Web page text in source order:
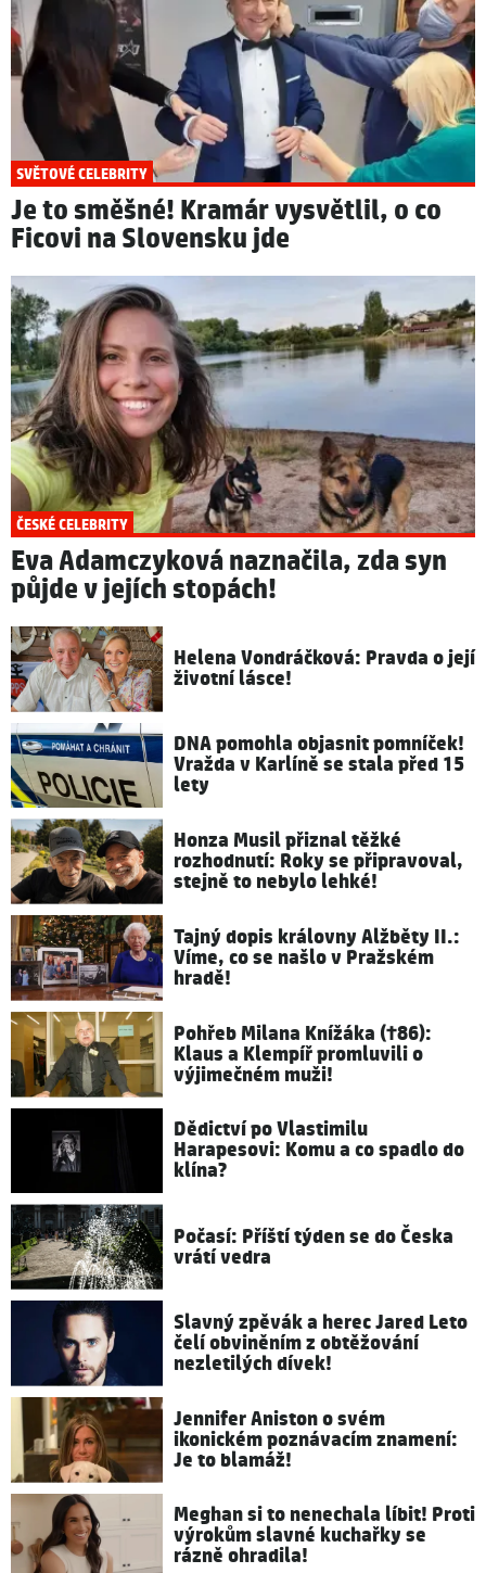
SVĚTOVÉ CELEBRITY
Je to směšné! Kramár vysvětlil, o co
Ficovi na Slovensku jde
ČESKÉ CELEBRITY
Eva Adamczyková naznačila, zda syn
půjde v jejích stopách!
Helena Vondráčková: Pravda o její
životní lásce!
DNA pomohla objasnit pomníček!
Vražda v Karlíně se stala před 15
lety
Honza Musil přiznal těžké
rozhodnutí: Roky se připravoval,
stejně to nebylo lehké!
Tajný dopis královny Alžběty II.:
Víme, co se našlo v Pražském
hradě!
Pohřeb Milana Knížáka (†86):
Klaus a Klempíř promluvili o
výjimečném muži!
Dědictví po Vlastimilu
Harapesovi: Komu a co spadlo do
klína?
Počasí: Příští týden se do Česka
vrátí vedra
Slavný zpěvák a herec Jared Leto
čelí obviněním z obtěžování
nezletilých dívek!
Jennifer Aniston o svém
ikonickém poznávacím znamení:
Je to blamáž!
Meghan si to nenechala líbit! Proti
výrokům slavné kuchařky se
rázně ohradila!